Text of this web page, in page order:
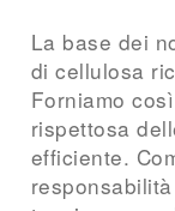
La base dei
di cellulosa
Forniamo
rispettosa
efficiente.